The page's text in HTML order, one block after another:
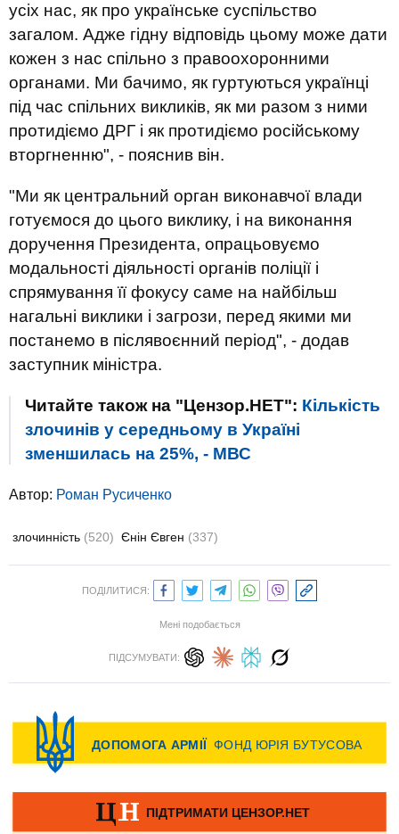
усіх нас, як про українське суспільство
загалом. Адже гідну відповідь цьому може дати
кожен з нас спільно з правоохоронними
органами. Ми бачимо, як гуртуються українці
під час спільних викликів, як ми разом з ними
протидіємо ДРГ і як протидіємо російському
вторгненню", - пояснив він.
"Ми як центральний орган виконавчої влади
готуємося до цього виклику, і на виконання
доручення Президента, опрацьовуємо
модальності діяльності органів поліції і
спрямування її фокусу саме на найбільш
нагальні виклики і загрози, перед якими ми
постанемо в післявоєнний період", - додав
заступник міністра.
Читайте також на "Цензор.НЕТ": Кількість
злочинів у середньому в Україні
зменшилась на 25%, - МВС
Автор: Роман Русиченко
злочинність (520) Єнін Євген (337)
ПОДІЛИТИСЯ:
Мені подобається
ПІДСУМУВАТИ: